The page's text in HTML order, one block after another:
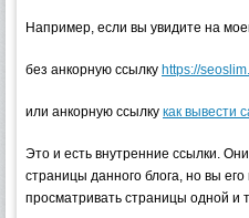
Например, если вы увидите на
без анкорную ссылку https://
или анкорную ссылку как вывести
Это и есть внутренние ссылки.
страницы данного блога, но вы
просматривать страницы одной и